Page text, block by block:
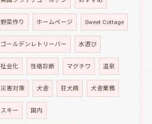
野菜作り ホームページ Sweet Cottage
ゴールデンレトリーバー 水遊び
社会化 性格診断 マグチワ 温泉
災害対策 犬舎 狂犬病 犬舎業務
スキー 国内